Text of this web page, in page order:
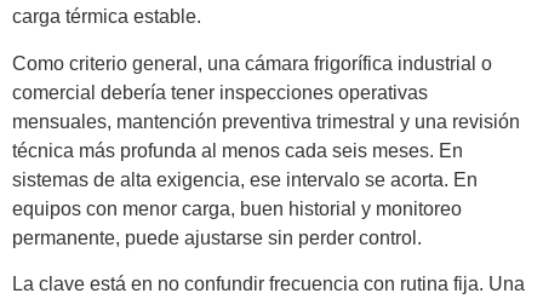
carga térmica estable.
Como criterio general, una cámara frigorífica industrial o
comercial debería tener inspecciones operativas
mensuales, mantención preventiva trimestral y una revisión
técnica más profunda al menos cada seis meses. En
sistemas de alta exigencia, ese intervalo se acorta. En
equipos con menor carga, buen historial y monitoreo
permanente, puede ajustarse sin perder control.
La clave está en no confundir frecuencia con rutina fija. Una